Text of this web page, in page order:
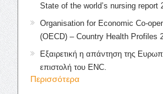
State of the world’s nursing report
Organisation for Economic Co-
(OECD) – Country Health Profiles
Εξαιρετική η απάντηση της
επιστολή του ENC.
Περισσότερα